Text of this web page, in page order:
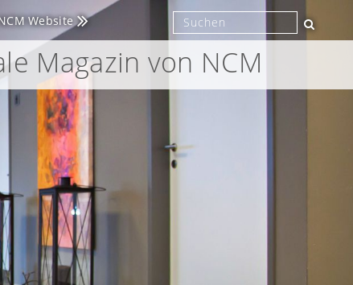
Website
Magazin von NCM